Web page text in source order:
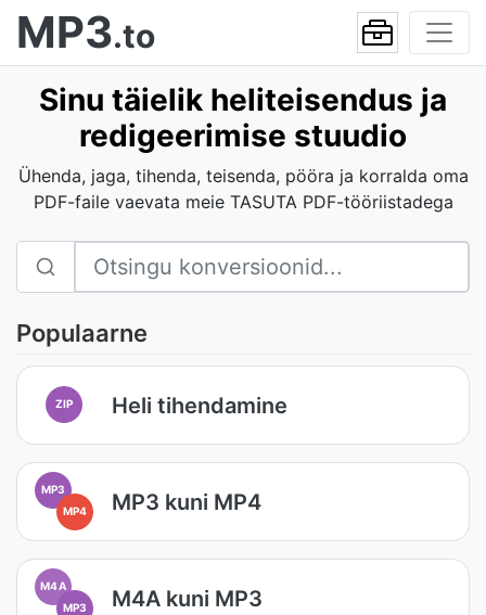
MP3.to
Sinu täielik heliteisendus ja
redigeerimise stuudio
Ühenda, jaga, tihenda, teisenda, pööra ja korralda oma
PDF-faile vaevata meie TASUTA PDF-tööriistadega
Populaarne
ZIP Heli tihendamine
MP3
MP4
MP3 kuni MP4
M4A
MP3
M4A kuni MP3